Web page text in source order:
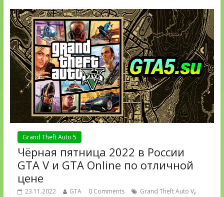
Grand Theft Auto 5
Чёрная пятница 2022 в России
GTA V и GTA Online по отличной
цене
23.11.2022 GTA 0 Comments Grand Theft Auto V,